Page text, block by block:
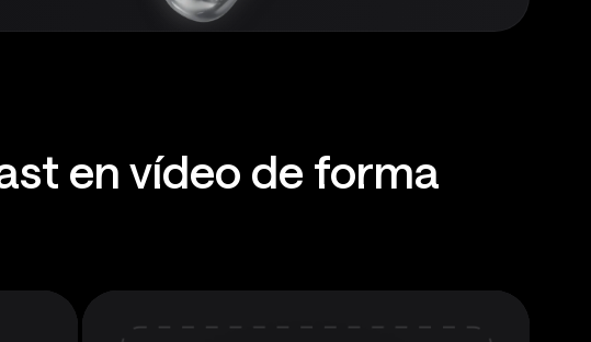
en vídeo de forma